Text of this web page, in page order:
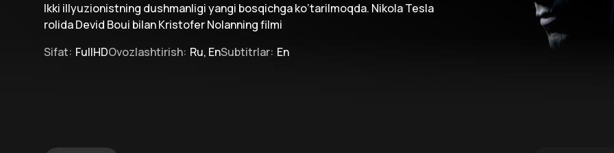
Ikki illyuzionistning dushmanligi yangi bosqichga ko‘tarilmoqda. Nikola Tesla
rolida Devid Boui bilan Kristofer Nolanning filmi
Sifat: FullHDOvozlashtirish: Ru, EnSubtitrlar: En